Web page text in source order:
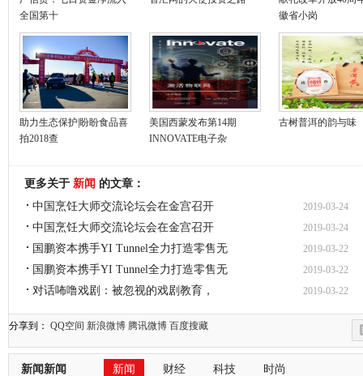
全国第十
徽省小岗
助力生态保护|盼盼食品喜
拍2018查
美国西蒙发布第14期
INNOVATE电子杂
古树普洱的韵与味
更多关于 新闻 的文章：
中国烹饪大师交流论坛会在金宫召开
2019-03-24
中国烹饪大师交流论坛会在金宫召开 2019-03-24
国鹏资本携手YI Tunnel全力打造零售无 2019-03-22
国鹏资本携手YI Tunnel全力打造零售无 2019-03-22
对话咘噜戏剧：被忽视的戏剧教育， 2019-03-22
分享到： QQ空间 新浪微博 腾讯微博 百度搜藏
新闻新闻 新闻 财经 科技 时尚